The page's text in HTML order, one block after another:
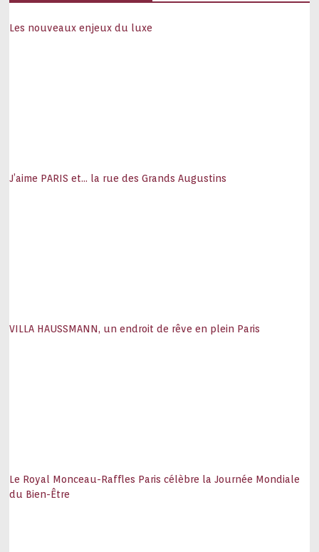
Les nouveaux enjeux du luxe
J’aime PARIS et… la rue des Grands Augustins
VILLA HAUSSMANN, un endroit de rêve en plein Paris
Le Royal Monceau-Raffles Paris célèbre la Journée Mondiale
du Bien-Être